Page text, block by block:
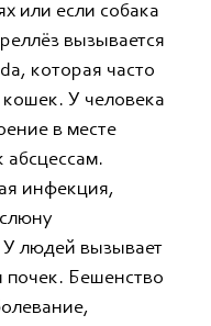
или если собака
вызывается
которая часто
кошек. У человека
в месте
абсцессам.
инфекция,
людей вызывает
почек. Бешенство